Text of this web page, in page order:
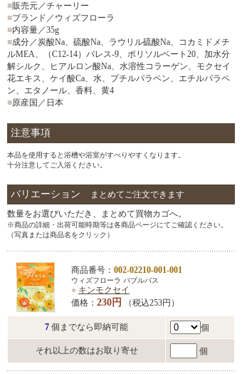
■販売元／チャーリー
■ブランド／ウィズフローラ
■内容量／35g
■成分／炭酸Na、硫酸Na、ラウリル硫酸Na、コカミドメチ
ルMEA、（C12-14）パレス-9、ポリソルベート20、加水分
解シルク、ヒアルロン酸Na、水溶性コラーゲン、モクセイ
花エキス、ケイ酸Ca、水、プチルパラペン、エチルパラペ
ン、エタノール、香料、黄4
■原産国／日本
注意事項
本品を使用すると浴槽や浴室がすべりやすくなります。
十分注意してご入浴ください。
バリエーション
まとめてご注文できます
数量をお選びいただき、まとめて買物カゴへ。
※商品の詳細・出荷可能時期等は各商品ページにてご確認ください。
（写真または商品名をクリック）
商品番号： 002-02210-001-001
ウィズフローラ バブルバス
● キンモクセイ
価格： 230円 （税込253円）
7 個までなら即納可能 個
それ以上の数はお取り寄せ 個